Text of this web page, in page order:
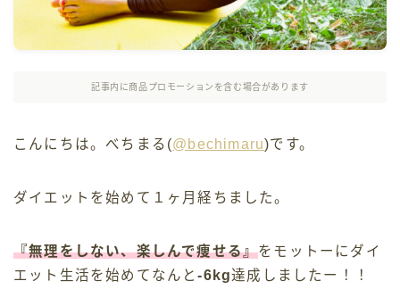
記事内に商品プロモーションを含む場合があります
こんにちは。べちまる(@bechimaru)です。
ダイエットを始めて１ヶ月経ちました。
『無理をしない、楽しんで痩せる』をモットーにダイ
エット生活を始めてなんと-6kg達成しましたー！！